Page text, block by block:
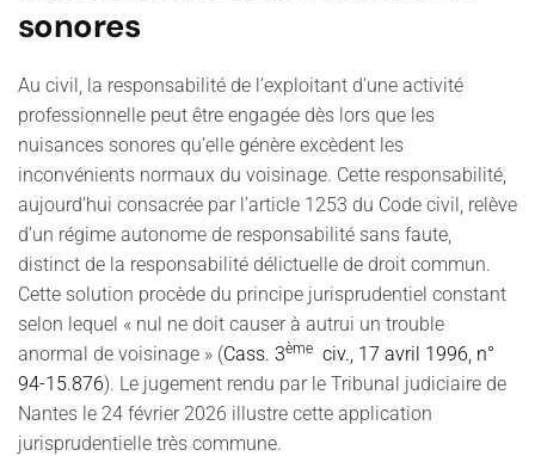
sonores
Au civil, la responsabilité de l’exploitant d’une activité
professionnelle peut être engagée dès lors que les
nuisances sonores qu’elle génère excèdent les
inconvénients normaux du voisinage. Cette responsabilité,
aujourd’hui consacrée par l’article 1253 du Code civil, relève
d’un régime autonome de responsabilité sans faute,
distinct de la responsabilité délictuelle de droit commun.
Cette solution procède du principe jurisprudentiel constant
selon lequel « nul ne doit causer à autrui un trouble
anormal de voisinage » (Cass. 3ème civ., 17 avril 1996, n°
94-15.876). Le jugement rendu par le Tribunal judiciaire de
Nantes le 24 février 2026 illustre cette application
jurisprudentielle très commune.